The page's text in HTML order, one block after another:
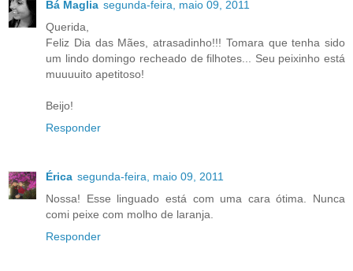
Bá Maglia segunda-feira, maio 09, 2011
Querida,
Feliz Dia das Mães, atrasadinho!!! Tomara que tenha sido
um lindo domingo recheado de filhotes... Seu peixinho está
muuuuito apetitoso!
Beijo!
Responder
Érica segunda-feira, maio 09, 2011
Nossa! Esse linguado está com uma cara ótima. Nunca
comi peixe com molho de laranja.
Responder